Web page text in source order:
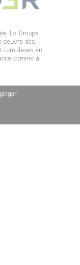
Le Groupe
oeuvre des
complexes en
comme à